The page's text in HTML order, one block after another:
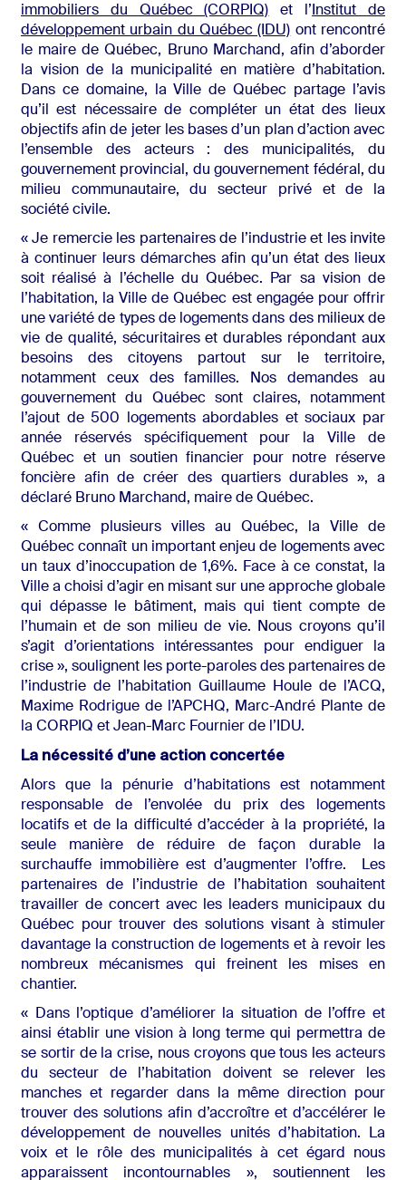
immobiliers du Québec (CORPIQ) et l’Institut de
développement urbain du Québec (IDU) ont rencontré
le maire de Québec, Bruno Marchand, afin d’aborder
la vision de la municipalité en matière d’habitation.
Dans ce domaine, la Ville de Québec partage l’avis
qu’il est nécessaire de compléter un état des lieux
objectifs afin de jeter les bases d’un plan d’action avec
l’ensemble des acteurs : des municipalités, du
gouvernement provincial, du gouvernement fédéral, du
milieu communautaire, du secteur privé et de la
société civile.
« Je remercie les partenaires de l’industrie et les invite
à continuer leurs démarches afin qu’un état des lieux
soit réalisé à l’échelle du Québec. Par sa vision de
l’habitation, la Ville de Québec est engagée pour offrir
une variété de types de logements dans des milieux de
vie de qualité, sécuritaires et durables répondant aux
besoins des citoyens partout sur le territoire,
notamment ceux des familles. Nos demandes au
gouvernement du Québec sont claires, notamment
l’ajout de 500 logements abordables et sociaux par
année réservés spécifiquement pour la Ville de
Québec et un soutien financier pour notre réserve
foncière afin de créer des quartiers durables », a
déclaré Bruno Marchand, maire de Québec.
« Comme plusieurs villes au Québec, la Ville de
Québec connaît un important enjeu de logements avec
un taux d’inoccupation de 1,6%. Face à ce constat, la
Ville a choisi d’agir en misant sur une approche globale
qui dépasse le bâtiment, mais qui tient compte de
l’humain et de son milieu de vie. Nous croyons qu’il
s’agit d’orientations intéressantes pour endiguer la
crise », soulignent les porte-paroles des partenaires de
l’industrie de l’habitation Guillaume Houle de l’ACQ,
Maxime Rodrigue de l’APCHQ, Marc-André Plante de
la CORPIQ et Jean-Marc Fournier de l’IDU.
La nécessité d’une action concertée
Alors que la pénurie d’habitations est notamment
responsable de l’envolée du prix des logements
locatifs et de la difficulté d’accéder à la propriété, la
seule manière de réduire de façon durable la
surchauffe immobilière est d’augmenter l’offre. Les
partenaires de l’industrie de l’habitation souhaitent
travailler de concert avec les leaders municipaux du
Québec pour trouver des solutions visant à stimuler
davantage la construction de logements et à revoir les
nombreux mécanismes qui freinent les mises en
chantier.
« Dans l’optique d’améliorer la situation de l’offre et
ainsi établir une vision à long terme qui permettra de
se sortir de la crise, nous croyons que tous les acteurs
du secteur de l’habitation doivent se relever les
manches et regarder dans la même direction pour
trouver des solutions afin d’accroître et d’accélérer le
développement de nouvelles unités d’habitation. La
voix et le rôle des municipalités à cet égard nous
apparaissent incontournables », soutiennent les